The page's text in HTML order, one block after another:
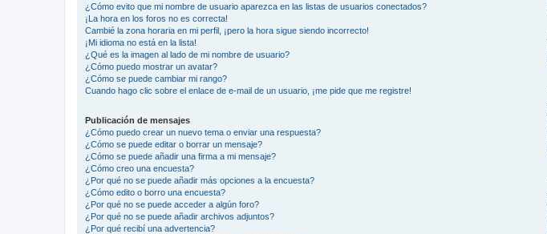
¿Cómo evito que mi nombre de usuario aparezca en las listas de usuarios conectados?
¡La hora en los foros no es correcta!
Cambié la zona horaria en mi perfil, ¡pero la hora sigue siendo incorrecto!
¡Mi idioma no está en la lista!
¿Qué es la imagen al lado de mi nombre de usuario?
¿Cómo puedo mostrar un avatar?
¿Cómo se puede cambiar mi rango?
Cuando hago clic sobre el enlace de e-mail de un usuario, ¡me pide que me registre!
Publicación de mensajes
¿Cómo puedo crear un nuevo tema o enviar una respuesta?
¿Cómo se puede editar o borrar un mensaje?
¿Cómo se puede añadir una firma a mi mensaje?
¿Cómo creo una encuesta?
¿Por qué no se puede añadir más opciones a la encuesta?
¿Cómo edito o borro una encuesta?
¿Por qué no se puede acceder a algún foro?
¿Por qué no se puede añadir archivos adjuntos?
¿Por qué recibí una advertencia?